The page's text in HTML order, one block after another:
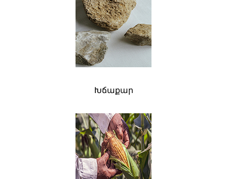
Խճաքար